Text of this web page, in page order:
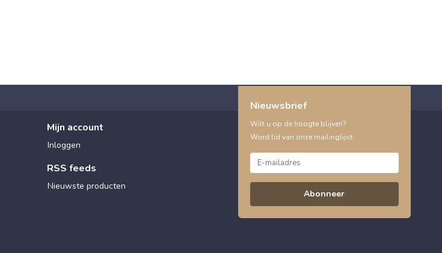
Mijn account
Inloggen
RSS feeds
Nieuwste producten
Nieuwsbrief
Wilt u op de hoogte blijven?
Word lid van onze mailinglijst:
Abonneer